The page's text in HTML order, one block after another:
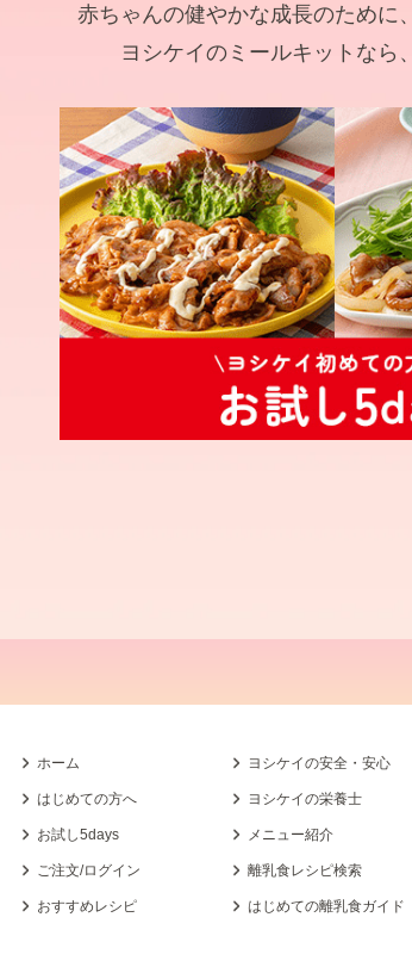
赤ちゃんの健やかな成長のため
ヨシケイのミールキットなら
ホーム
はじめての方へ
お試し5days
ご注文/ログイン
おすすめレシピ
ヨシケイの安全・安心
ヨシケイの栄養士
メニュー紹介
離乳食レシピ検索
はじめての離乳食ガイド